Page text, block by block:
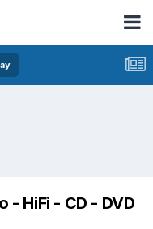
HiFi - CD - DVD